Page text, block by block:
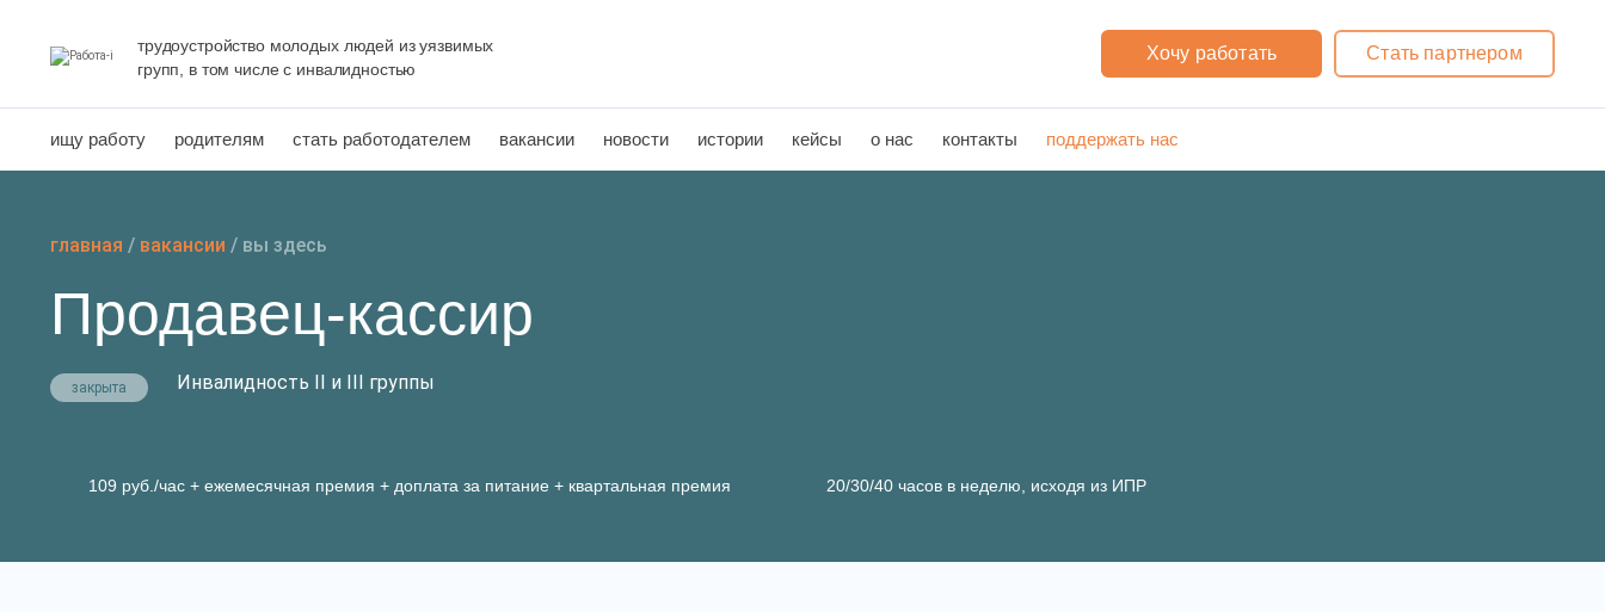
трудоустройство молодых людей из уязвимых
групп, в том числе с инвалидностью
Хочу работать Стать партнером
ищу работу родителям стать работодателем вакансии новости истории кейсы о нас контакты поддержать нас
главная / вакансии / вы здесь
Продавец-кассир
закрыта Инвалидность II и III группы
109 руб./час + ежемесячная премия + доплата за питание + квартальная премия 20/30/40 часов в неделю, исходя из ИПР